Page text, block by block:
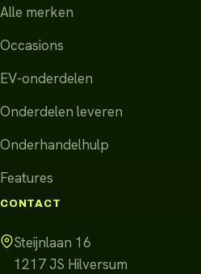
Alle merken
Occasions
EV-onderdelen
Onderdelen leveren
Onderhandelhulp
Features
CONTACT
Steijnlaan 16
1217 JS Hilversum